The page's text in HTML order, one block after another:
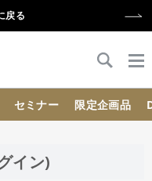
戻る
セミナー 限定企画品
イン)